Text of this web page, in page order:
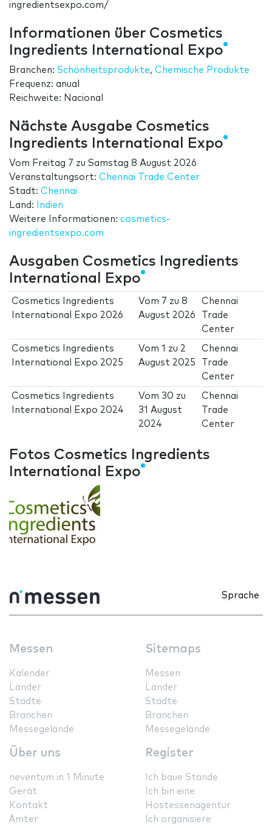
ingredientsexpo.com/
Informationen über Cosmetics
Ingredients International Expo
Branchen: Schönheitsprodukte, Chemische Produkte
Frequenz: anual
Reichweite: Nacional
Nächste Ausgabe Cosmetics
Ingredients International Expo
Vom Freitag 7 zu Samstag 8 August 2026
Veranstaltungsort: Chennai Trade Center
Stadt: Chennai
Land:
Indien
Weitere Informationen: cosmetics-
ingredientsexpo.com
Ausgaben Cosmetics Ingredients
International Expo
Cosmetics Ingredients
International Expo 2026
Vom 7 zu8
August 2026
Chennai
Trade
Center
Cosmetics Ingredients
International Expo 2025
Vom1 zu 2
August 2025
Chennai
Trade
Center
Cosmetics Ingredients
International Expo 2024
Vom 30 zu
31 August
2024
Chennai
Trade
Center
Fotos Cosmetics Ingredients
International Expo
Sprache
Messen
Kalender
Länder
Städte
Branchen
Messegelände
Sitemaps
Messen
Länder
Städte
Branchen
Messegelände
Über uns
neventum in 1 Minute
Gerät
Kontakt
Ämter
Register
Ich baue Stände
Ich bin eine
Hostessenagentur
Ich organisiere